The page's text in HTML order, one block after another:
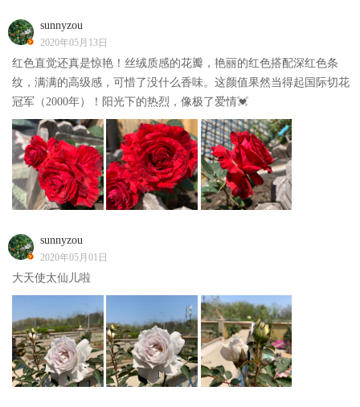
sunnyzou
2020年05月13日
红色直觉还真是惊艳！丝绒质感的花瓣，艳丽的红色搭配深红色条
纹，满满的高级感，可惜了没什么香味。这颜值果然当得起国际切花
冠军（2000年）！阳光下的热烈，像极了爱情💓
sunnyzou
2020年05月01日
大天使太仙儿啦